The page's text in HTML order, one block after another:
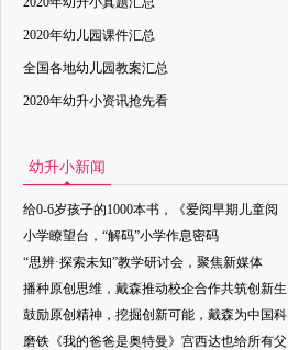
2020年幼儿园课件汇总
全国各地幼儿园教案汇总
2020年幼升小资讯抢先看
幼升小新闻
给0-6岁孩子的1000本书，《爱阅早期儿童阅
小学瞭望台，“解码”小学作息密码
“思辨·探索未知”教学研讨会，聚焦新媒体
播种原创思维，戴森推动校企合作共筑创新生
鼓励原创精神，挖掘创新可能，戴森为中国科
磨铁《我的爸爸是奥特曼》宫西达也给所有父